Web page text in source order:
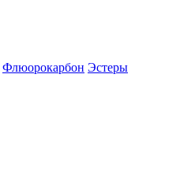
Флюорокарбон Эстеры